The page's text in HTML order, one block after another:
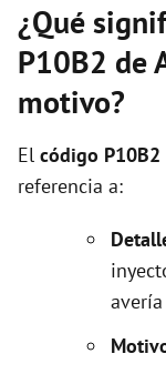
¿Qué
P10B2 de
motivo?
El código P10B2
referencia a:
avería